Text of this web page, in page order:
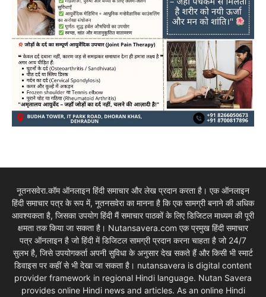
नूतनसवेरा.कॉम ऑनलाइन हिंदी समाचार और लेख प्रदान करता है। एक ऑनलाइन
हिंदी समाचार पत्र के रूप में, नूतनसवेरा का मानना है कि एक सामग्री बनाने की अधिक
आवश्यकता है, जिसका उपयोग हिंदी मैं समाचार पाठकों के लिए डिजिटल माध्यम की पूरी
क्षमता तक किया जा सकता है। Nutansavera.com एक प्रमुख हिंदी समाचार
पत्र ऑनलाइन है जो हिंदी में डिजिटल सामग्री प्रदान करना चाहता है जो 24/7
सुलभ है, जिसे उपयोगकर्ता अपनी सुविधा के अनुसार देख सकते हैं और किसी भी स्मार्ट
डिवाइस पर कहीं से भी देखा जा सकता है। nutansavera is digital content
provider framework in regional Hindi language. Nutan Savera
provides online Hindi news and articles. As an online Hindi